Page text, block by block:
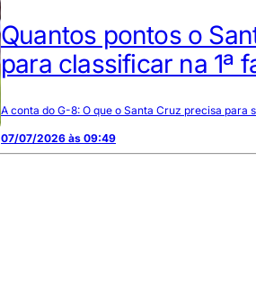
Quantos pontos o
para classificar na 1ª
A conta do G-8: O que o Santa Cruz precisa para
07/07/2026 às 09:49